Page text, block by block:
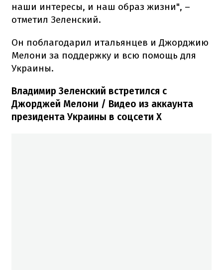
наши интересы, и наш образ жизни", –
отметил Зеленский.
Он поблагодарил итальянцев и Джорджию
Мелони за поддержку и всю помощь для
Украины.
Владимир Зеленский встретился с
Джорджей Мелони / Видео из аккаунта
президента Украины в соцсети Х